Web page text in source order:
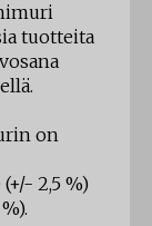
tuotteita
on
2,5 %)